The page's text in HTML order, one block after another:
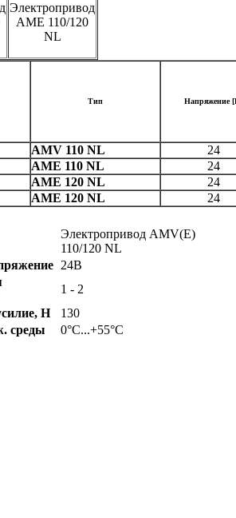
Электропривод
AME 110/120
NL
Тип Напряжение
AMV 110 NL
24
AME 110 NL
24
AME 120 NL
24
AME 120 NL 24
Электропривод AMV(E)
110/120 NL
24В
1 - 2
Н
130
среды
0°С...+55°С